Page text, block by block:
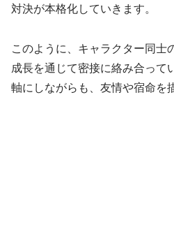
対決が本格化していきます。
このように、キャラクター同士
成長を通じて密接に絡み合って
軸にしながらも、友情や宿命を